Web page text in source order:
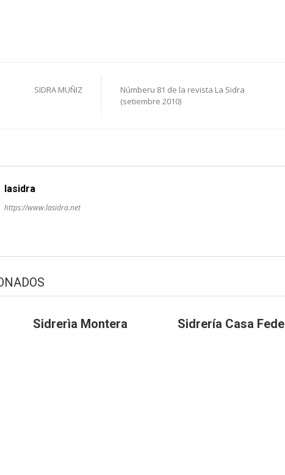
SIDRA MUÑIZ
Númberu 81 de la revista La Sidra
(setiembre 2010)
lasidra
https://www.lasidra.net
Sidrerìa Montera Sidrería Casa Fede